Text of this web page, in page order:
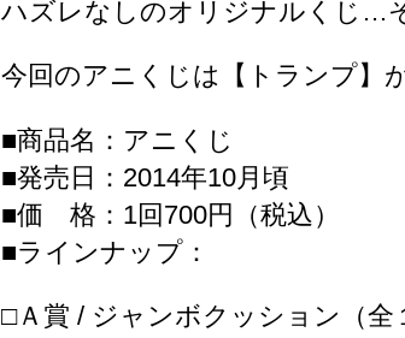
ハズレなしのオリジナルくじ…
今回のアニくじは【トランプ】
■商品名：アニくじ
■発売日：2014年10月頃
■価 格：1回700円（税込）
■ラインナップ：
□Ａ賞 / ジャンボクッション（全